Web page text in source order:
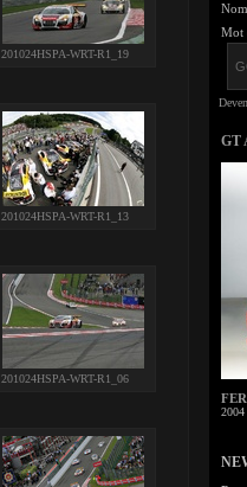
201024HSPA-WRT-R1_19
201024HSPA-WRT-R1_13
201024HSPA-WRT-R1_06
Mot
GT